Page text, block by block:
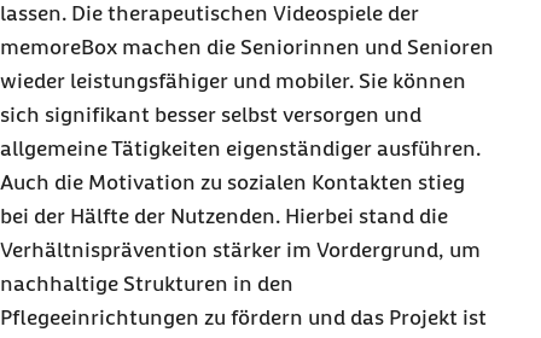
lassen. Die therapeutischen Videospiele der
memoreBox machen die Seniorinnen und Senioren
wieder leistungsfähiger und mobiler. Sie können
sich signifikant besser selbst versorgen und
allgemeine Tätigkeiten eigenständiger ausführen.
Auch die Motivation zu sozialen Kontakten stieg
bei der Hälfte der Nutzenden. Hierbei stand die
Verhältnisprävention stärker im Vordergrund, um
nachhaltige Strukturen in den
Pflegeeinrichtungen zu fördern und das Projekt ist